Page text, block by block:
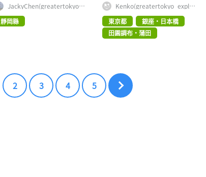
JackyChen(greatertokyo_e
xplorer)
靜岡縣
Kenko(greatertokyo_explor
東京都
銀座・日本橋
田園調布・蒲田
2 3 4 5